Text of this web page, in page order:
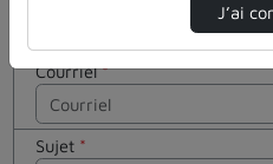
Courriel*
Sujet *
J’ai